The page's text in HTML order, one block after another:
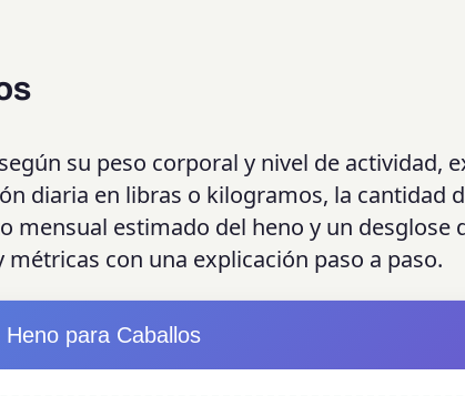
su peso corporal y nivel de actividad,
diaria en libras o kilogramos, la cantidad
mensual estimado del heno y un desglose
con una explicación paso a paso.
para Caballos